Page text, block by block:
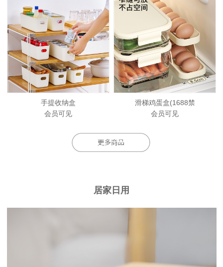
手提收纳盒
会员可见
滑梯鸡蛋盒(1688禁
会员可见
居家日用